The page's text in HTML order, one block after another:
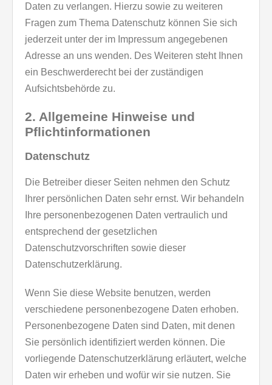
Daten zu verlangen. Hierzu sowie zu weiteren
Fragen zum Thema Datenschutz können Sie sich
jederzeit unter der im Impressum angegebenen
Adresse an uns wenden. Des Weiteren steht Ihnen
ein Beschwerderecht bei der zuständigen
Aufsichtsbehörde zu.
2. Allgemeine Hinweise und
Pflichtinformationen
Datenschutz
Die Betreiber dieser Seiten nehmen den Schutz
Ihrer persönlichen Daten sehr ernst. Wir behandeln
Ihre personenbezogenen Daten vertraulich und
entsprechend der gesetzlichen
Datenschutzvorschriften sowie dieser
Datenschutzerklärung.
Wenn Sie diese Website benutzen, werden
verschiedene personenbezogene Daten erhoben.
Personenbezogene Daten sind Daten, mit denen
Sie persönlich identifiziert werden können. Die
vorliegende Datenschutzerklärung erläutert, welche
Daten wir erheben und wofür wir sie nutzen. Sie